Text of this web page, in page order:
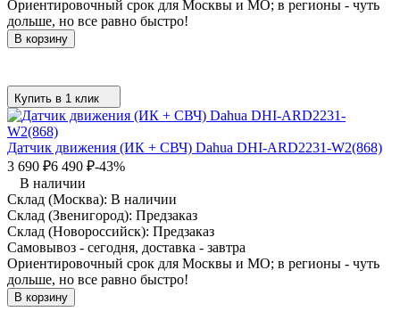
Ориентировочный срок для Москвы и МО; в регионы - чуть
дольше, но все равно быстро!
В корзину
Купить в 1 клик
Датчик движения (ИК + СВЧ) Dahua DHI-ARD2231-W2(868)
3 690 ₽6 490 ₽-43%
В наличии
Склад (Москва): В наличии
Склад (Звенигород): Предзаказ
Склад (Новороссийск): Предзаказ
Самовывоз - сегодня, доставка - завтра
Ориентировочный срок для Москвы и МО; в регионы - чуть
дольше, но все равно быстро!
В корзину